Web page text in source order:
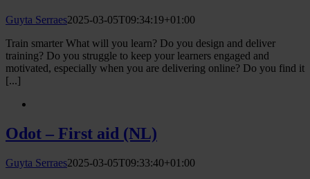
Guyta Serraes2025-03-05T09:34:19+01:00
Train smarter What will you learn? Do you design and deliver
training? Do you struggle to keep your learners engaged and
motivated, especially when you are delivering online? Do you find it
[...]
Odot – First aid (NL)
Guyta Serraes2025-03-05T09:33:40+01:00